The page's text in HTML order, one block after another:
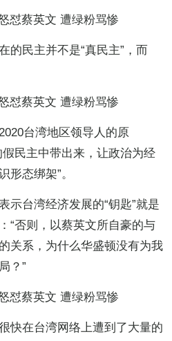
的民主并不是“真民主”，而
台湾地区领导人的原
民主中带出来，让政治为经
形态绑架”。
示台湾经济发展的“钥匙”就是
“否则，以蔡英文所自豪的与
关系，为什么华盛顿没有为我
？”
快在台湾网络上遭到了大量的